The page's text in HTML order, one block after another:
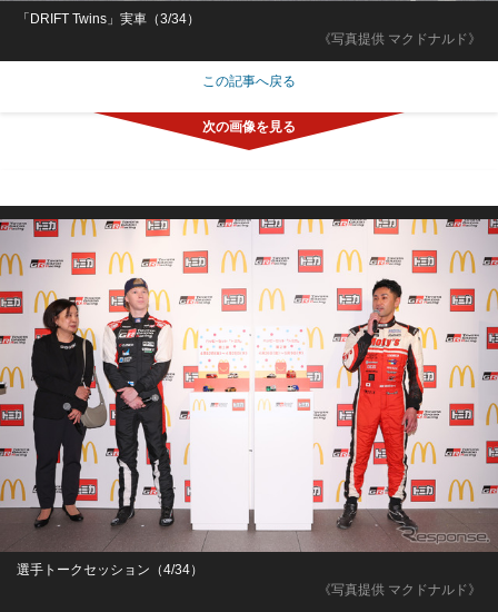
《写真提供 マクドナルド》
「DRIFT Twins」実車（3/34）
この記事へ戻る
《写真提供 マクドナルド》
選手トークセッション（4/34）